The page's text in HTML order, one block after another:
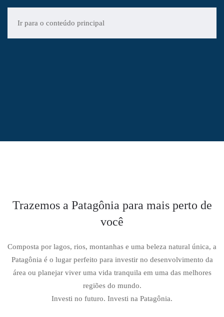
Ir para o conteúdo principal
Trazemos a Patagônia para mais perto de
você
Composta por lagos, rios, montanhas e uma beleza natural única, a
Patagônia é o lugar perfeito para investir no desenvolvimento da
área ou planejar viver uma vida tranquila em uma das melhores
regiões do mundo.
Investi no futuro. Investi na Patagônia.